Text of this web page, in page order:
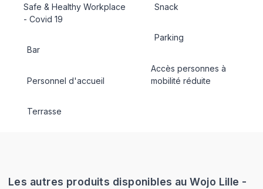
Safe & Healthy Workplace
- Covid 19
Bar
Personnel d'accueil
Terrasse
Snack
Parking
Accès personnes à
mobilité réduite
Les autres produits disponibles au Wojo Lille -